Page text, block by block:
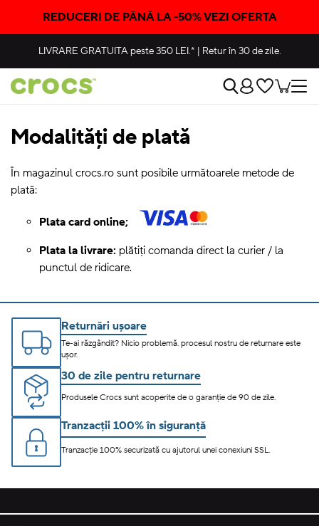
REDUCERI DE PÂNĂ LA -50% VEZI OFERTA
LIVRARE GRATUITApeste 350 LEI.* | Retur în 30 de zile.
Modalități de plată
În magazinul crocs.ro sunt posibile următoarele metode de
plată:
Plata card online;
Plata la livrare: plătiți comanda direct la curier / la
punctul de ridicare.
Returnări ușoare
Te-ai răzgândit? Nicio problemă. procesul nostru de returnare este
ușor.
30 de zile pentru returnare
Produsele Crocs sunt acoperite de o garanție de 90 de zile.
Tranzacții 100% în siguranță
Tranzacție 100% securizată cu ajutorul unei conexiuni SSL.